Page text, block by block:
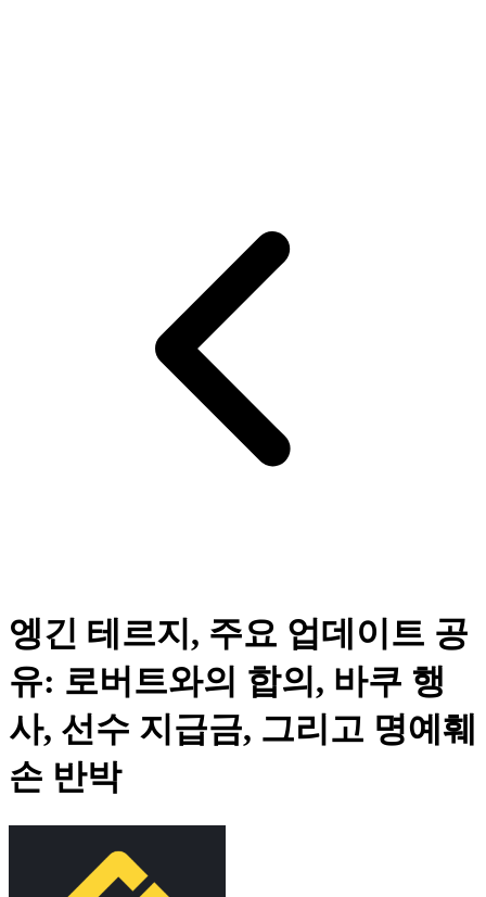
엥긴 테르지, 주요 업데이트 공
유: 로버트와의 합의, 바쿠 행
사, 선수 지급금, 그리고 명예훼
손 반박